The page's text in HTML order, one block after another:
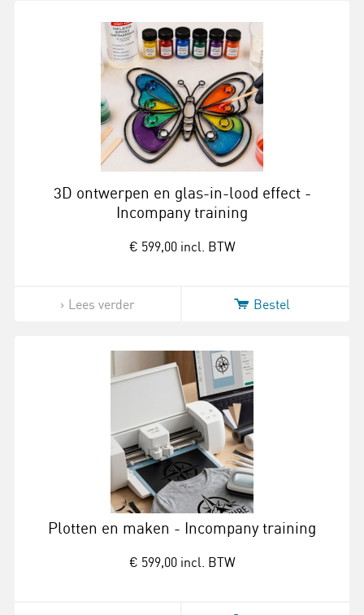
3D ontwerpen en glas-in-lood effect -
Incompany training
€ 599,00 incl. BTW
Lees verder Bestel
Plotten en maken - Incompany training
€ 599,00 incl. BTW